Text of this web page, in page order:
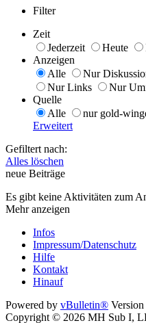
Filter
Zeit
Jederzeit
Heute
Anzeigen
Alle
Nur
Nur Links
Nur
Quelle
Alle
nur gold-
Erweitert
Gefiltert nach:
Alles löschen
neue Beiträge
Es gibt keine Aktivitäten zum
Mehr anzeigen
Infos
Impressum/Datenschutz
Hilfe
Kontakt
Hinauf
Powered by vBulletin®
Copyright © 2026 MH Sub I,